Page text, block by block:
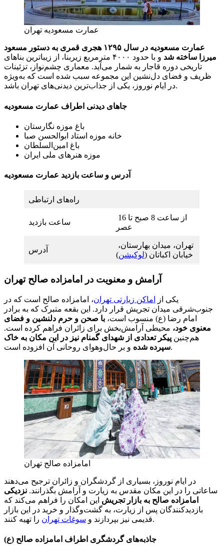
عمارت مسعودیه تهران
عمارت مسعودیه در سال ۱۲۹۵ هجری قمری به دستور مسعود
میرزا ساخته شد
و با حدود ۴۰۰۰ مترمربع زیربنا، از زیباترین بناهای
تاریخی دوره قاجار به شمار می‌آید. معماری چشم‌نواز، تزئینات
ظریف و فضای دل‌نشین این مجموعه سبب شده است که به‌ویژه
در ایام نوروز، یکی از جذاب‌ترین دیدنی‌های تهران باشد.
جاهای دیدنی اطراف عمارت مسعودیه
باغ موزه نگارستان
خانه موزه استاد ابوالحسن صبا
باغ امین‌السلطان
موزه هنرهای ملی ایران
آدرس و ساعت بازدید عمارت مسعودیه
راه‌های ارتباطی
ساعت بازدید
عصر
آدرس
خیابان اکباتان (لوکیشن)
آرامش و معنویت در امامزاده صالح تهران
یکی از اماکن زیارتی تهران، امامزاده صالح است که در
جنوب‌شرقی میدان تجریش قرار دارد. این بقعه متبرک که به برادر
امام رضا (ع) منسوب است، با صحن و حرم دلنشین و فضای
معنوی خود، محیطی آرامش‌بخش برای زائران فراهم کرده است.
هم‌چنین پیکر تعدادی از شهدای گمنام نیز در این مکان به خاک
سپرده شدهو بر حال‌وهوای روحانی آن افزوده است.
امامزاده صالح تهران
در ایام نوروز، بسیاری از گردشگران و زائران ترجیح می‌دهند
ساعاتی را در این مکان مقدس به زیارت و آرامش بگذرانند. نزدیکی
امامزاده صالح به بازار تجریش این امکان را فراهم می‌کند که
بازدیدکنندگان پس از زیارت، به گشت‌وگذار و خرید در این بازار
قدیمی نیز بپردازند و سوغات تهران را تهیه کنند.
جاذبه‌های گردشگری اطراف امامزاده صالح (ع)